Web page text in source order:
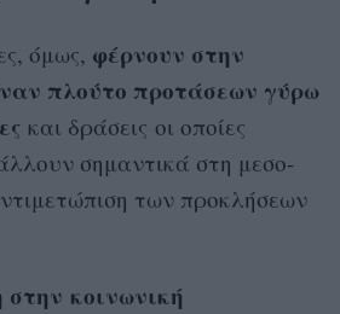
όμως, φέρνουν στην
πλούτο προτάσεων γύρω
και δράσεις οι οποίες
σημαντικά στη μεσο-
των προκλήσεων
κοινωνική